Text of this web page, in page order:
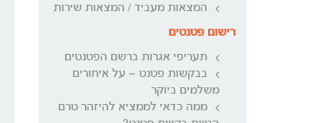
המצאות מעביד / המצאות שירות
רישום פטנטים
תעריפי אגרות ברשם הפטנטים
בבקשות פטנט – על איחורים
משלמים ביוקר
ממה כדאי לממציא להיזהר טרם